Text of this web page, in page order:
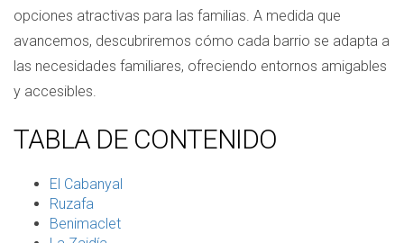
opciones atractivas para las familias. A medida que
avancemos, descubriremos cómo cada barrio se adapta a
las necesidades familiares, ofreciendo entornos amigables
y accesibles.
TABLA DE CONTENIDO
El Cabanyal
Ruzafa
Benimaclet